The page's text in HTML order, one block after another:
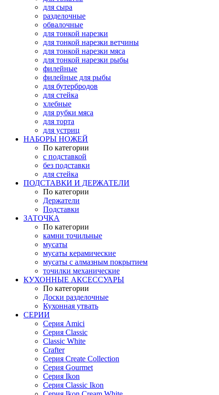
для сыра
разделочные
обвалочные
для тонкой нарезки
для тонкой нарезки ветчины
для тонкой нарезки мяса
для тонкой нарезки рыбы
филейные
филейные для рыбы
для бутербродов
для стейка
хлебные
для рубки мяса
для торта
для устриц
НАБОРЫ НОЖЕЙ
По категории
с подставкой
без подставки
для стейка
ПОДСТАВКИ И ДЕРЖАТЕЛИ
По категории
Держатели
Подставки
ЗАТОЧКА
По категории
камни точильные
мусаты
мусаты керамические
мусаты с алмазным покрытием
точилки механические
КУХОННЫЕ АКСЕССУАРЫ
По категории
Доски разделочные
Кухонная утвать
СЕРИИ
Серия Amici
Серия Classic
Classic White
Crafter
Серия Create Collection
Серия Gourmet
Серия Ikon
Серия Classic Ikon